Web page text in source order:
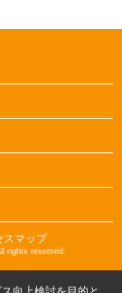
スマップ
rights reserved.